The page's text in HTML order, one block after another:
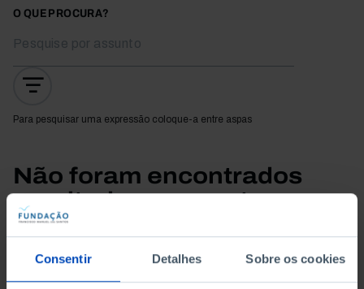
Consentir Detalhes Sobre os cookies
O QUE PROCURA?
Para pesquisar uma expressão coloque-a entre aspas
Não foram encontrados
resultados para esta
pesquisa.